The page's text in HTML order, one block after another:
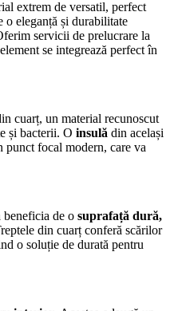
extrem de versatil, perfect
o eleganță și durabilitate
servicii de prelucrare la
se integrează perfect în
cuarț, un material recunoscut
și bacterii. O insulă din același
punct focal modern, care va
beneficia de o suprafață dură,
din cuarț conferă scărilor
o soluție de durată pentru